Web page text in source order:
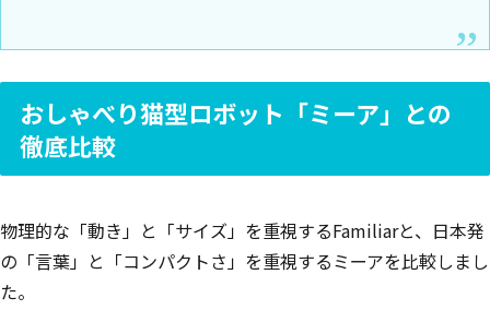
おしゃべり猫型ロボット「ミーア」との
徹底比較
物理的な「動き」と「サイズ」を重視するFamiliarと、日本発
の「言葉」と「コンパクトさ」を重視するミーアを比較しまし
た。